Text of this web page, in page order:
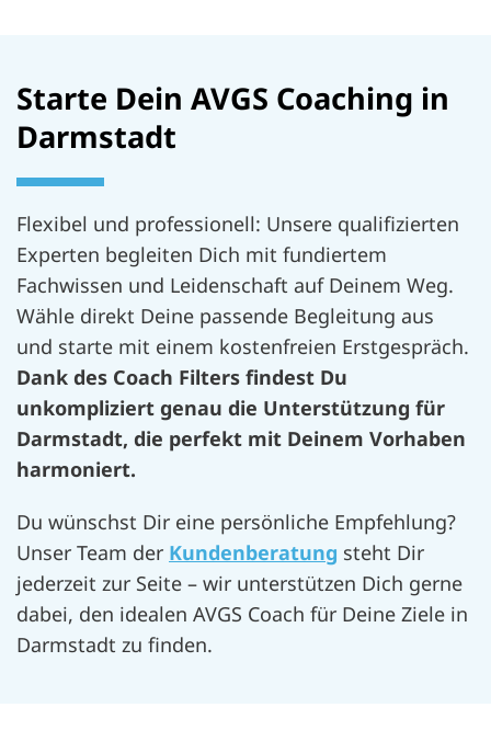
Starte Dein AVGS Coaching in
Darmstadt
Flexibel und professionell: Unsere qualifizierten
Experten begleiten Dich mit fundiertem
Fachwissen und Leidenschaft auf Deinem Weg.
Wähle direkt Deine passende Begleitung aus
und starte mit einem kostenfreien Erstgespräch.
Dank des Coach Filters findest Du
unkompliziert genau die Unterstützung für
Darmstadt, die perfekt mit Deinem Vorhaben
harmoniert.
Du wünschst Dir eine persönliche Empfehlung?
Unser Team der Kundenberatung steht Dir
jederzeit zur Seite – wir unterstützen Dich gerne
dabei, den idealen AVGS Coach für Deine Ziele in
Darmstadt zu finden.